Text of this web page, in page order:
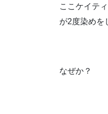
ここケイテ
が2度染めを
なぜか？